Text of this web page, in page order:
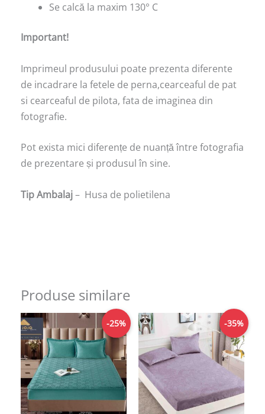
Se calcă la maxim 130° C
Important!
Imprimeul produsului poate prezenta diferente
de incadrare la fetele de perna,cearceaful de pat
si cearceaful de pilota, fata de imaginea din
fotografie.
Pot exista mici diferențe de nuanță între fotografia
de prezentare și produsul în sine.
Tip Ambalaj– Husa de polietilena
Produse similare
-25%
Prețul
inițial
a
fost:
199,00lei.
Prețul
curent
este:
149,00lei.
-35%
Prețul
inițial
a
fost:
99,00lei.
Prețul
curent
este:
64,00lei.